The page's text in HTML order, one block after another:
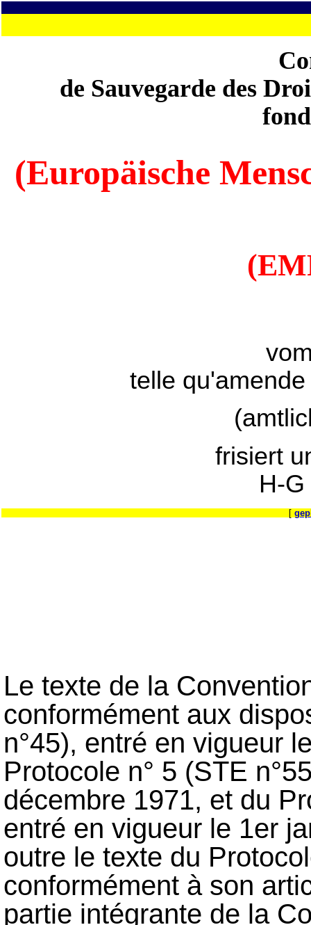
de Sauvegarde des
(Europäische
telle
frisiert
H-
[
Le texte de la
conformément aux
n°45), entré en vigueur
Protocole n° 5 (STE
décembre 1971, et du
entré en vigueur le 1er
outre le texte du
conformément à son
partie intégrante de la